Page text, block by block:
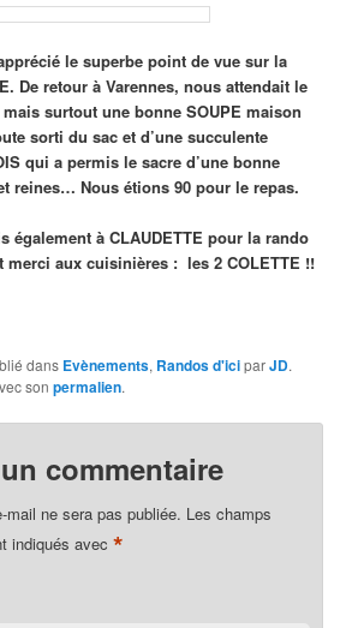
le superbe point de vue sur la
De retour à Varennes, nous attendait le
surtout une bonne SOUPE maison
sorti du sac et d’une succulente
qui a permis le sacre d’une bonne
reines… Nous étions 90 pour le repas.
également à CLAUDETTE pour la rando
merci aux cuisinières : les 2 COLETTE !!
dans Evènements, Randos d'iciparJD.
sonpermalien.
commentaire
mail ne sera pas publiée. Les champs
indiqués avec*